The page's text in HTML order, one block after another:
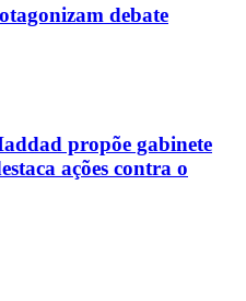
debate
propõe gabinete
ações contra o